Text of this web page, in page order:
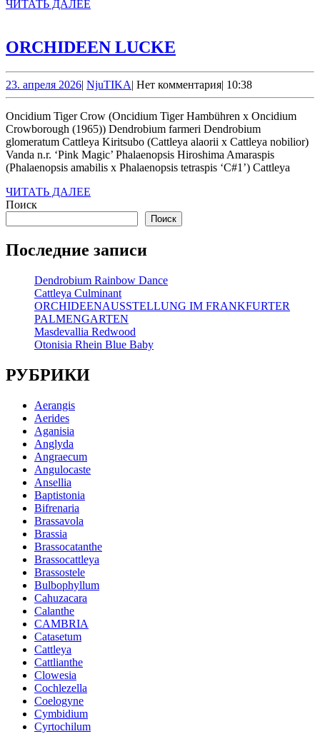
ЧИТАТЬ ДАЛЕЕ
ORCHIDEEN LUCKE
23. апреля 202623.
апреля
2026
| NjuTIKANjuTIKA
| Нет комментария| 10:38
Oncidium Tiger Crow (Oncidium Tiger Hambühren x Oncidium
Crowborough (1965)) Dendrobium farmeri Dendrobium
glomeratum Cattleya Kiritsubo (Cattleya alaorii x Cattleya nobilior)
Vanda n.r. ‘Pink Magic’ Phalaenopsis Hiroshima Amaraspis
(Phalaenopsis amabilis x Phalaenopsis tetraspis ‘C#1’) Cattleya
ЧИТАТЬ ДАЛЕЕ
Поиск
Поиск
Последние записи
Dendrobium Rainbow Dance
Cattleya Culminant
ORCHIDEENAUSSTELLUNG IM FRANKFURTER
PALMENGARTEN
Masdevallia Redwood
Otonisia Rhein Blue Baby
РУБРИКИ
Aerangis
Aerides
Aganisia
Anglyda
Angraecum
Angulocaste
Ansellia
Baptistonia
Bifrenaria
Brassavola
Brassia
Brassocatanthe
Brassocattleya
Brassostele
Bulbophyllum
Cahuzacara
Calanthe
CAMBRIA
Catasetum
Cattleya
Cattlianthe
Clowesia
Cochlezella
Coelogyne
Cymbidium
Cyrtochilum